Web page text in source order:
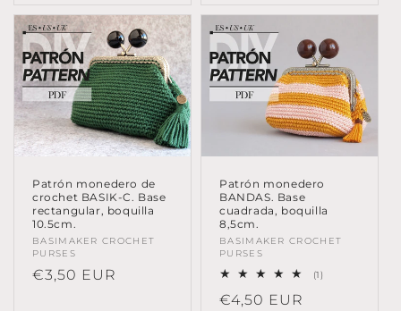
Patrón monedero de
crochet BASIK-C. Base
rectangular, boquilla
10.5cm.
Proveedor:
BASIMAKER CROCHET
PURSES
Precio
€3,50 EUR
Patrón monedero
BANDAS. Base
cuadrada, boquilla
8,5cm.
Proveedor:
BASIMAKER CROCHET
PURSES
(1)
Precio
€4,50 EUR